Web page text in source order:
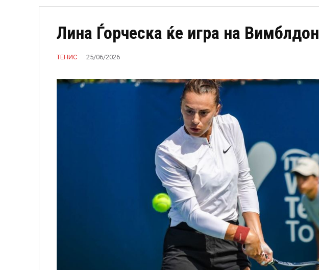
Лина Ѓорческа ќе игра на Вимблдон
ТЕНИС 25/06/2026